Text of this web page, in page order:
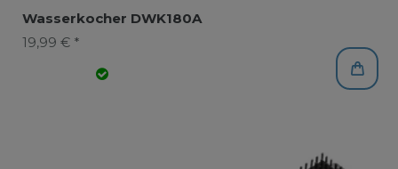
Wasserkocher DWK180A
19,99 € *